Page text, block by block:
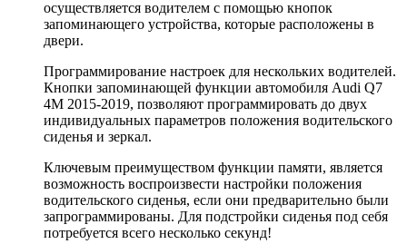
осуществляется водителем с помощью кнопок
запоминающего устройства, которые расположены в
двери.
Программирование настроек для нескольких водителей.
Кнопки запоминающей функции автомобиля Audi Q7
4M 2015-2019, позволяют программировать до двух
индивидуальных параметров положения водительского
сиденья и зеркал.
Ключевым преимуществом функции памяти, является
возможность воспроизвести настройки положения
водительского сиденья, если они предварительно были
запрограммированы. Для подстройки сиденья под себя
потребуется всего несколько секунд!